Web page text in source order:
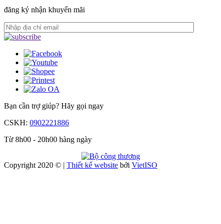
đăng ký nhận khuyến mãi
Bạn cần trợ giúp? Hãy gọi ngay
CSKH: 0902221886
Từ 8h00 - 20h00 hàng ngày
Copyright 2020 © | Thiết kế website bởi VietISO